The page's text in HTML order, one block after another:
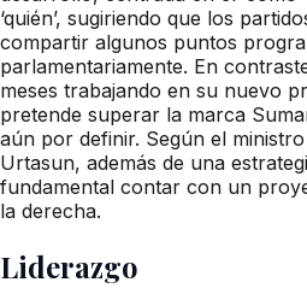
‘quién’, sugiriendo que los
compartir algunos puntos
parlamentariamente. En
meses trabajando en su nuevo
pretende superar la marca
aún por definir. Según el
Urtasun, además de una
fundamental contar con un
la derecha.
Liderazgo